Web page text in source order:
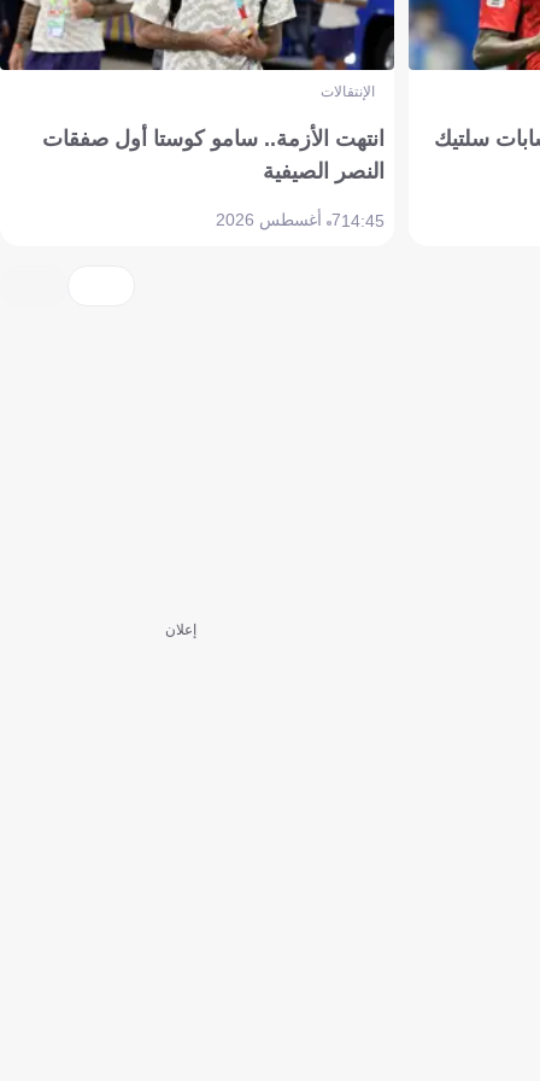
سلتيك
الإنتقالات
انتهت الأزمة.. سامو كوستا أول صفقات
النصر الصيفية
14:457 أغسطس 2026
إعلان